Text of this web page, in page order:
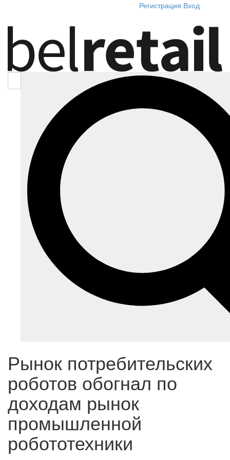
Регистрация Вход
Рынок потребительских
роботов обогнал по
доходам рынок
промышленной
робототехники